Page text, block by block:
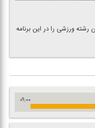
ورزشی را در این برنامه
۰۹:۰۰